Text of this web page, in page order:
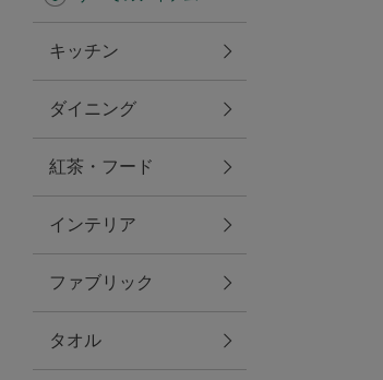
無重力シリーズ
トラベルグッズ
ランチ
バッグ
キッチン・ダイニング
キッチン
ダイニング
紅茶・フード
インテリア
ファブリック
タオル